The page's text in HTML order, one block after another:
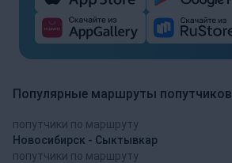
Популярные маршруты попутчиков
попутчики по маршруту
Новосибирск - Сыктывкар
попутчики по маршруту